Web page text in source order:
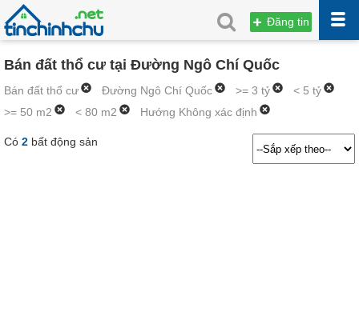
Đăng tin
Bán đất thổ cư tại Đường Ngô Chí Quốc
Bán đất thổ cư Đường Ngô Chí Quốc >= 3 tỷ
< 5 tỷ
>= 50 m2
< 80 m2 Hướng Không xác định
Có 2 bất động sản